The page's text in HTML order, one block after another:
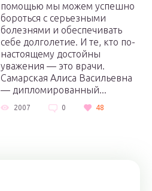
помощью мы можем успешно
бороться с серьезными
болезнями и обеспечивать
себе долголетие. И те, кто по-
настоящему достойны
уважения — это врачи.
Самарская Алиса Васильевна
— дипломированный...
2007 0 48